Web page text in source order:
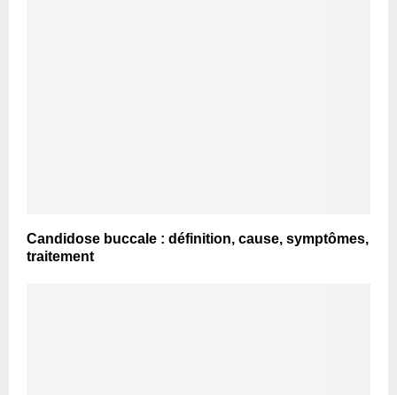
Candidose buccale : définition, cause, symptômes,
traitement